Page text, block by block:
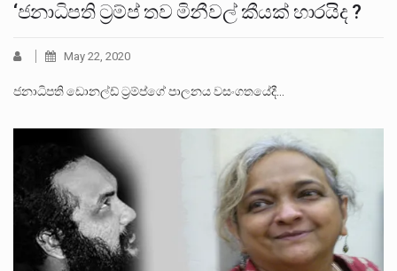
‘ජනාධිපති ට්‍රම්ප් තව මිනීවල් කීයක් හාරයිද ?
May 22, 2020
ජනාධිපති ඩොනල්ඩ් ට්‍රම්ප්ගේ පාලනය වසංගතයේදී…